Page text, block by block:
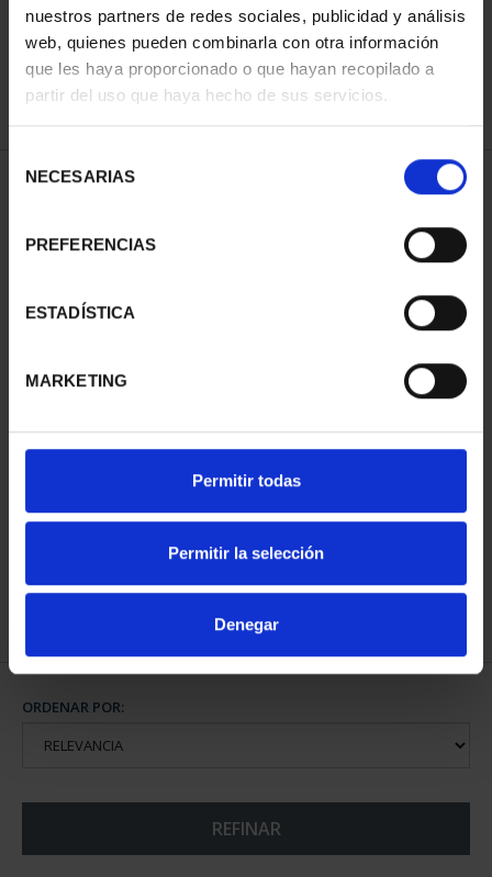
nuestros partners de redes sociales, publicidad y análisis
web, quienes pueden combinarla con otra información
que les haya proporcionado o que hayan recopilado a
partir del uso que haya hecho de sus servicios.
NECESARIAS
PREFERENCIAS
ESTADÍSTICA
MARKETING
Permitir todas
Permitir la selección
Denegar
REFINAR
1 Productos encontrados
CIUDADES PATRIMONIO
73,00 €
ORDENAR POR:
REFINAR